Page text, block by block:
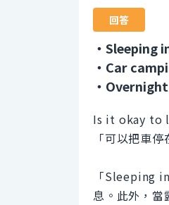
回答
・Sleeping
・Car
・
Is it okay to
「可以把車
「Sleeping
息。此外，當